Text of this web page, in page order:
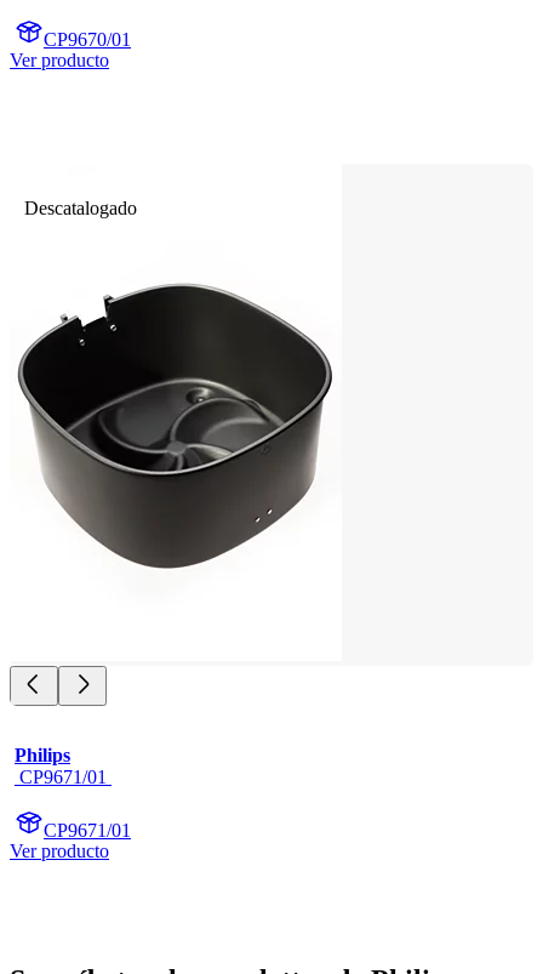
CP9670/01
Ver producto
Descatalogado
Philips
CP9671/01
CP9671/01
Ver producto